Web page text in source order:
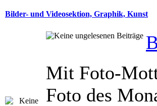
Bilder- und Videosektion, Graphik, Kunst
Mit Foto-
Foto des